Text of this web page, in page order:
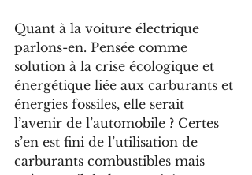
Quant à la voiture électrique
parlons-en. Pensée comme
solution à la crise écologique et
énergétique liée aux carburants et
énergies fossiles, elle serait
l’avenir de l’automobile ? Certes
s’en est fini de l’utilisation de
carburants combustibles mais